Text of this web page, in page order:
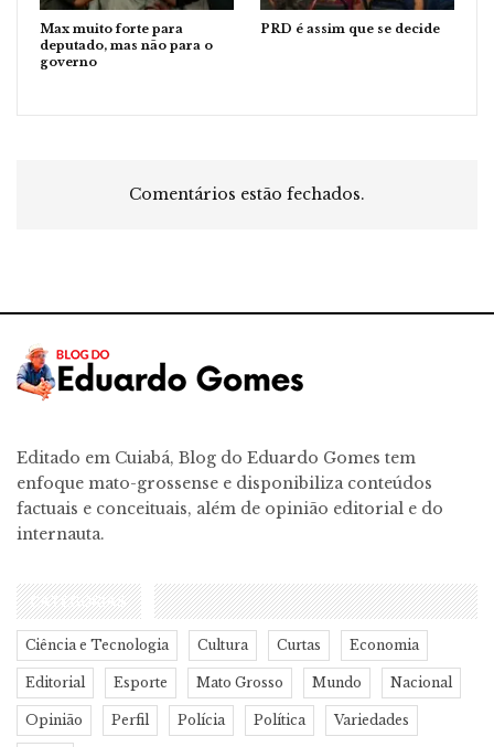
Max muito forte para
deputado, mas não para o
governo
PRD é assim que se decide
Comentários estão fechados.
Editado em Cuiabá, Blog do Eduardo Gomes tem
enfoque mato-grossense e disponibiliza conteúdos
factuais e conceituais, além de opinião editorial e do
internauta.
CATEGORIAS
Ciência e Tecnologia Cultura Curtas Economia
Editorial Esporte Mato Grosso Mundo Nacional
Opinião Perfil Polícia Política Variedades